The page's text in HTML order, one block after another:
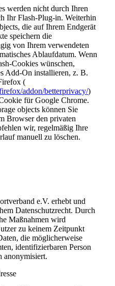
werden nicht durch Ihren
Ihr Flash-Plug-in. Weiterhin
die auf Ihrem Endgerät
speichern die
von Ihrem verwendeten
Ablaufdatum. Wenn
Cookies wünschen,
Add-On installieren, z. B.
(
addon/betterprivacy/)
für Google Chrome.
objects können Sie
Browser den privaten
wir, regelmäßig Ihre
manuell zu löschen.
e.V. erhebt und
Datenschutzrecht. Durch
Maßnahmen wird
zu keinem Zeitpunkt
die möglicherweise
identifizierbaren Person
anonymisiert.